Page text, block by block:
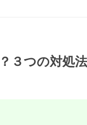
３つの対処法